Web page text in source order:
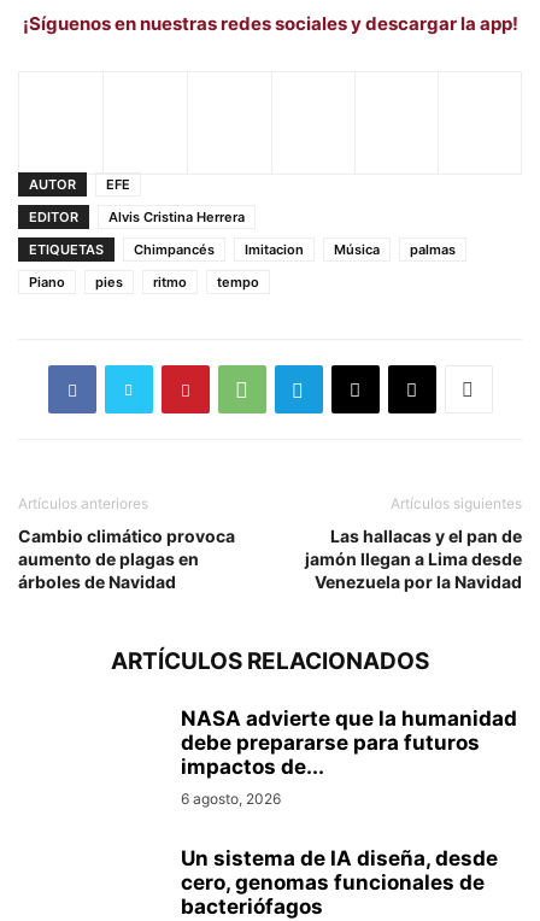
¡Síguenos en nuestras redes sociales y descargar la app!
AUTOR
EFE
EDITOR
Alvis Cristina Herrera
ETIQUETAS
Chimpancés Imitacion Música
palmas
Piano
pies ritmo tempo
Artículos anteriores
Cambio climático provoca
aumento de plagas en
árboles de Navidad
Artículos siguientes
Las hallacas y el pan de
jamón llegan a Lima desde
Venezuela por la Navidad
ARTÍCULOS RELACIONADOS
NASA advierte que la humanidad
debe prepararse para futuros
impactos de...
6 agosto, 2026
Un sistema de IA diseña, desde
cero, genomas funcionales de
bacteriófagos